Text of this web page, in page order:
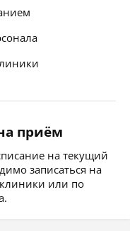
приём
на текущий
записаться на
или по